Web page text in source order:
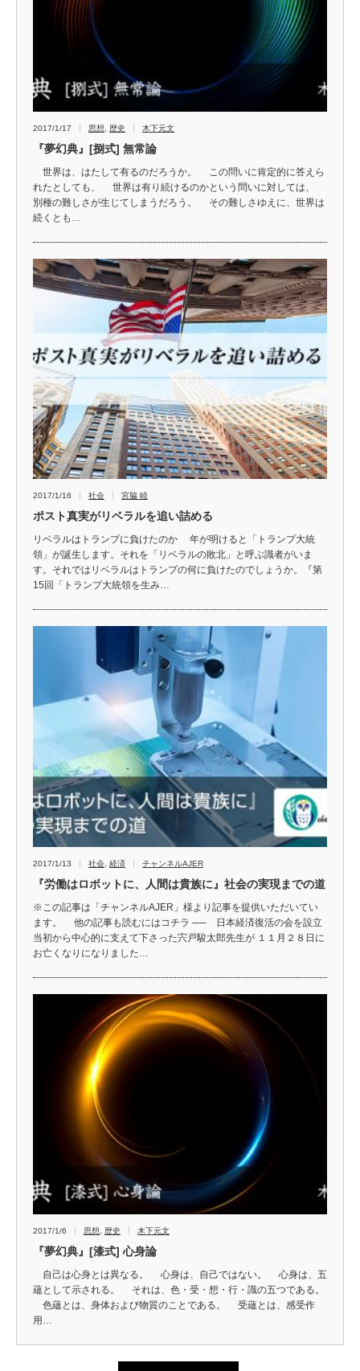
2017/1/17 思想 歴史 木下元文
『夢幻典』[捌式] 無常論
世界は、はたして有るのだろうか。 この問いに肯定的に答えら
れたとしても、 世界は有り続けるのかという問いに対しては、
別種の難しさが生じてしまうだろう。 その難しさゆえに、世界は
続くとも…
2017/1/16 社会 宮脇 睦
ポスト真実がリベラルを追い詰める
リベラルはトランプに負けたのか 年が明けると「トランプ大統
領」が誕生します。それを「リベラルの敗北」と呼ぶ識者がいま
す。それではリベラルはトランプの何に負けたのでしょうか。『第
15回「トランプ大統領を生み…
2017/1/13 社会 経済 チャンネルAJER
『労働はロボットに、人間は貴族に』社会の実現までの道
※この記事は「チャンネルAJER」様より記事を提供いただいてい
ます。 他の記事も読むにはコチラ ── 日本経済復活の会を設立
当初から中心的に支えて下さった宍戸駿太郎先生が １１月２８日に
お亡くなりになりました…
2017/1/6 思想 歴史 木下元文
『夢幻典』[漆式] 心身論
自己は心身とは異なる。 心身は、自己ではない。 心身は、五
蘊として示される。 それは、色・受・想・行・識の五つである。
色蘊とは、身体および物質のことである。 受蘊とは、感受作
用…